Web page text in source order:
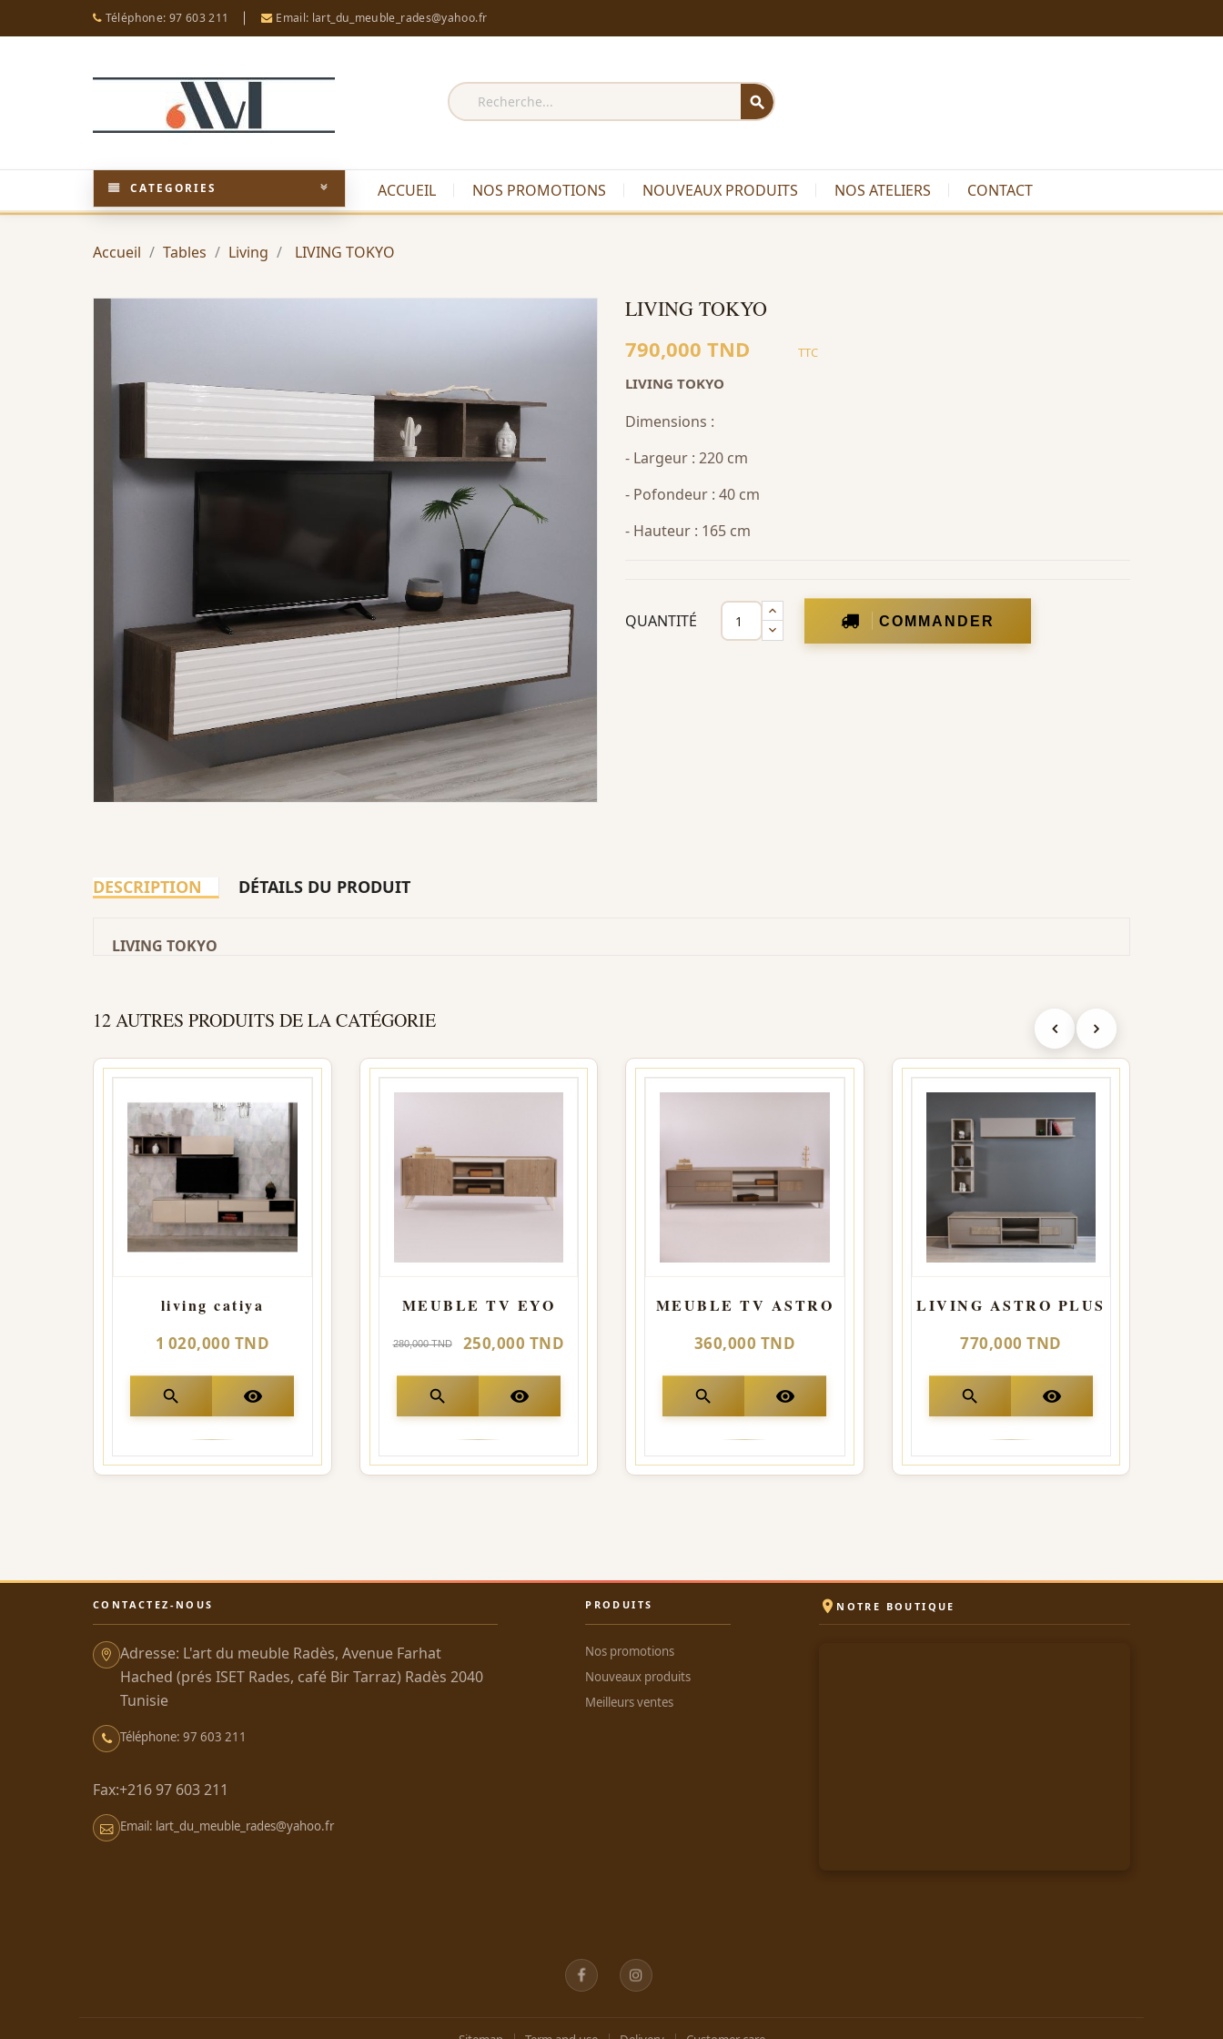
Téléphone: 97 603 211 Email: lart_du_meuble_rades@yahoo.fr
search
CATEGORIES ACCUEIL NOS PROMOTIONS NOUVEAUX PRODUITS NOS ATELIERS CONTACT
Accueil Tables Living LIVING TOKYO
LIVING TOKYO
790,000 TND TTC
LIVING TOKYO
Dimensions :
- Largeur : 220 cm
- Pofondeur : 40 cm
- Hauteur : 165 cm
QUANTITÉ COMMANDER
DESCRIPTION DÉTAILS DU PRODUIT
LIVING TOKYO
12 AUTRES PRODUITS DE LA CATÉGORIE
living catiya
1 020,000 TND
search visibility
MEUBLE TV EYO
280,000 TND 250,000 TND
search visibility
MEUBLE TV ASTRO
360,000 TND
search visibility
LIVING ASTRO PLUS
770,000 TND
search visibility
CONTACTEZ-NOUS
Adresse: L'art du meuble Radès, Avenue Farhat
Hached (prés ISET Rades, café Bir Tarraz) Radès 2040
Tunisie
Téléphone: 97 603 211
Fax:+216 97 603 211
Email: lart_du_meuble_rades@yahoo.fr
PRODUITS
Nos promotions
Nouveaux produits
Meilleurs ventes
 NOTRE BOUTIQUE
Facebook